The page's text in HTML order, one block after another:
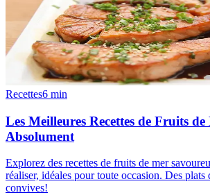
Recettes6 min
Les Meilleures Recettes de Fruits de
Absolument
Explorez des recettes de fruits de mer
réaliser, idéales pour toute occasion. Des
convives!